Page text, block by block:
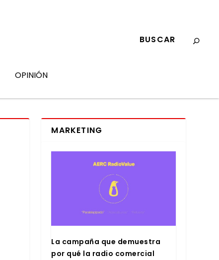
OPINIÓN
MARKETING
La cam­pa­ña que demues­tra
por qué la radio comer­cial